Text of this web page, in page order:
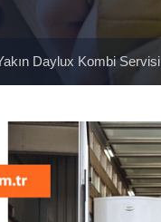
Daylux Kombi Servisi